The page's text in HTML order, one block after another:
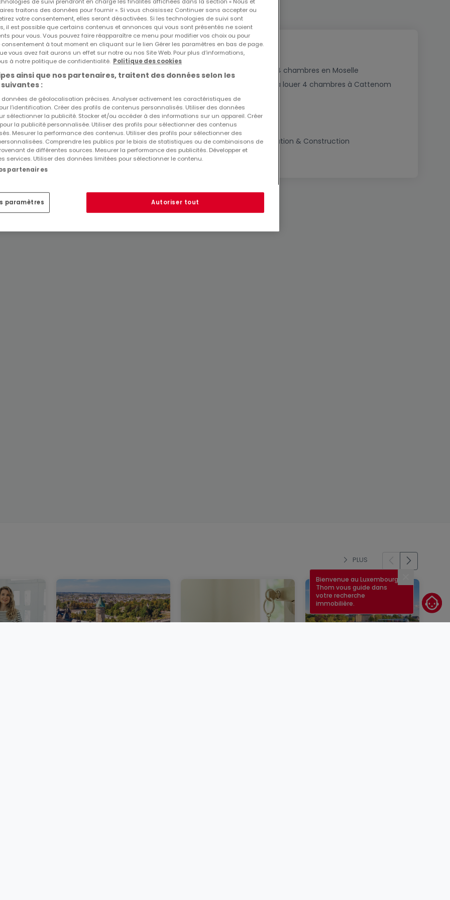
Autres recherches suggérées
Agences immobilières à Cattenom (FR)
Appartements 4 chambres en Moselle
Achat appartements 4 chambres à Cattenom (FR)
Appartements à louer 4 chambres à Cattenom
(FR)
Estimation immobilière
Conseils Aménagement Intérieur
Conseils Rénovation & Construction
Conseils éco-habitat
PLUS
Fermer
Bienvenue au Luxembourg !
Thom vous guide dans
votre recherche
immobilière.
traitons des données pour fournir ». Si vous choisissez Continuer sans accepter ou
votre consentement, elles seront désactivées. Si les technologies de suivi sont
il est possible que certains contenus et annonces qui vous sont présentés ne soient
pour vous. Vous pouvez faire réapparaître ce menu pour modifier vos choix ou pour
consentement à tout moment en cliquant sur le lien Gérer les paramètres en bas de page.
vous avez fait aurons un effet sur notre ou nos Site Web. Pour plus d’informations,
à notre politique de confidentialité. Politique des cookies
ainsi que nos partenaires, traitent des données selon les
:
données de géolocalisation précises. Analyser activement les caractéristiques de
l’identification. Créer des profils de contenus personnalisés. Utiliser des données
sélectionner la publicité. Stocker et/ou accéder à des informations sur un appareil. Créer
la publicité personnalisée. Utiliser des profils pour sélectionner des contenus
Mesurer la performance des contenus. Utiliser des profils pour sélectionner des
Comprendre les publics par le biais de statistiques ou de combinaisons de
de différentes sources. Mesurer la performance des publicités. Développer et
services. Utiliser des données limitées pour sélectionner le contenu.
partenaires
paramètres Autoriser tout